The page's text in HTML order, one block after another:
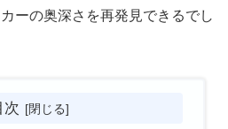
ーの奥深さを再発見できるでし
次